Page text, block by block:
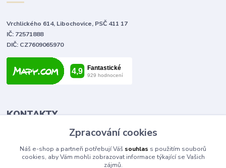
Vrchlického 614, Libochovice, PSČ 411 17
IČ: 72571888
DIČ: CZ7609065970
KONTAKTY
Tomáš Vlček
+420 702 090 443
volejte od 9,00 - 20,00 hod
Zpracování cookies
Náš e-shop a partneři potřebují Váš souhlas s použitím souborů
cookies, aby Vám mohli zobrazovat informace týkající se Vašich
zájmů.